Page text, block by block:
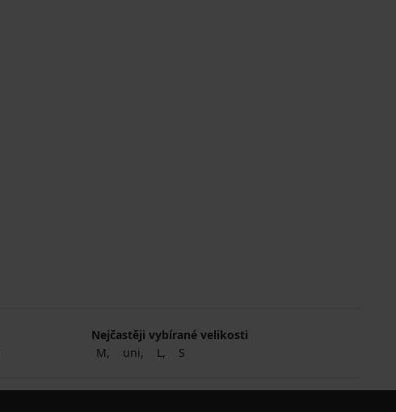
Nejčastěji vybírané velikosti
M
uni L S